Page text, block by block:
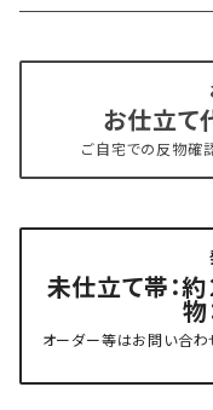
- 新古帯、中古・リサイ
夏用
- 振袖の帯・ママ振り・
博多織 西村織物
『marumasa.fab』丸正
お仕立て
ご自宅での反物確認
未仕立て帯：約
物
オーダー等はお問い合わ